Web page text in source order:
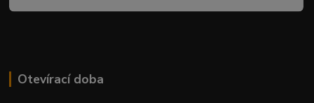
Otevírací doba